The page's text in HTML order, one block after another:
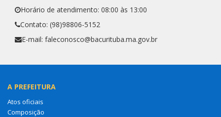
Horário de atendimento: 08:00 às 13:00
Contato: (98)98806-5152
E-mail: faleconosco@bacurituba.ma.gov.br
A PREFEITURA
Atos oficiais
Composição